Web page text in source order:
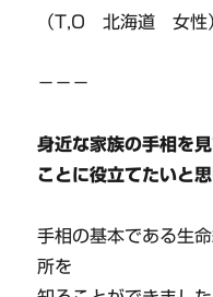
（T,O 北海道 女性
－－－
身近な家族の手相を
ことに役立てたいと思
手相の基本である生
所を